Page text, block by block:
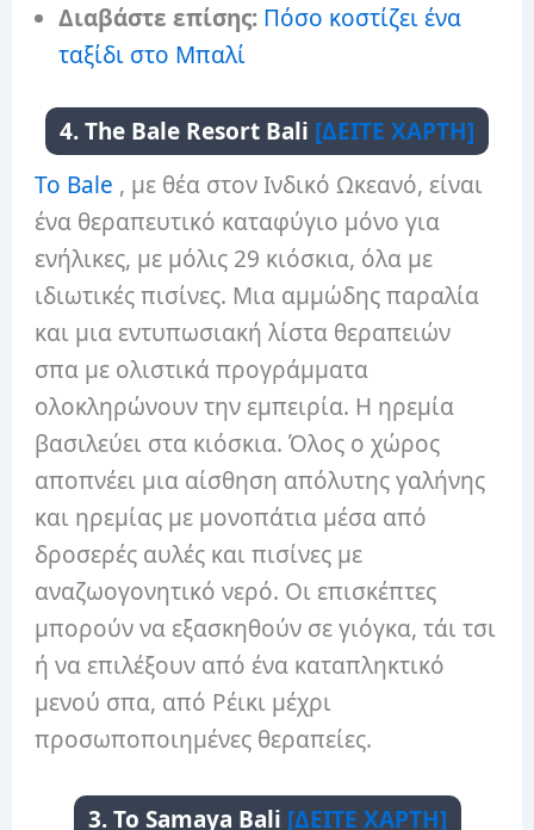
Διαβάστε επίσης: Πόσο κοστίζει ένα
ταξίδι στο Μπαλί
4. The Bale Resort Bali [ΔΕΙΤΕ ΧΑΡΤΗ]
Το Bale , με θέα στον Ινδικό Ωκεανό, είναι
ένα θεραπευτικό καταφύγιο μόνο για
ενήλικες, με μόλις 29 κιόσκια, όλα με
ιδιωτικές πισίνες. Μια αμμώδης παραλία
και μια εντυπωσιακή λίστα θεραπειών
σπα με ολιστικά προγράμματα
ολοκληρώνουν την εμπειρία. Η ηρεμία
βασιλεύει στα κιόσκια. Όλος ο χώρος
αποπνέει μια αίσθηση απόλυτης γαλήνης
και ηρεμίας με μονοπάτια μέσα από
δροσερές αυλές και πισίνες με
αναζωογονητικό νερό. Οι επισκέπτες
μπορούν να εξασκηθούν σε γιόγκα, τάι τσι
ή να επιλέξουν από ένα καταπληκτικό
μενού σπα, από Ρέικι μέχρι
προσωποποιημένες θεραπείες.
3. Το Samaya Bali [ΔΕΙΤΕ ΧΑΡΤΗ]